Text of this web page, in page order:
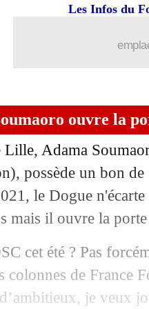
Les Infos du
ouvre la
Lille, Adama
possède un bon
le Dogue
mais il ouvre la
cet été ? Pas
de France
je veux
veut conserver
dans la roue de
sur ses absents
pour
n'enterre pas Man
un "football
option d'achat